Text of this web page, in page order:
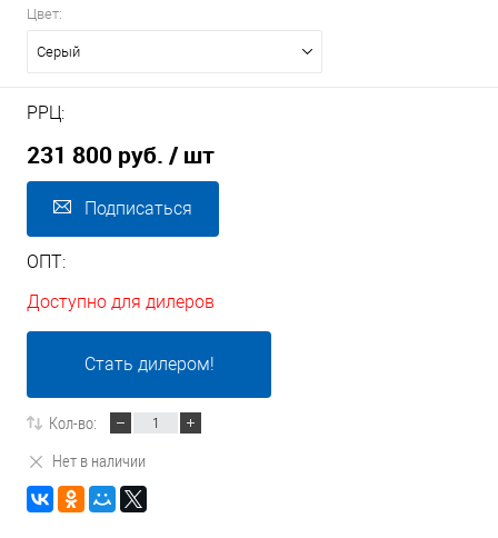
Цвет:
Серый
РРЦ:
231 800 руб. / шт
Подписаться
ОПТ:
Доступно для дилеров
Стать дилером!
Кол-во:
Нет в наличии